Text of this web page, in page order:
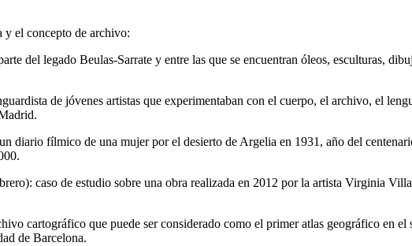
y el concepto de archivo:
del legado Beulas-Sarrate y entre las que se encuentran óleos, esculturas,
de jóvenes artistas que experimentaban con el cuerpo, el archivo, el
diario fílmico de una mujer por el desierto de Argelia en 1931, año del
caso de estudio sobre una obra realizada en 2012 por la artista Virginia
cartográfico que puede ser considerado como el primer atlas geográfico en
de Barcelona.